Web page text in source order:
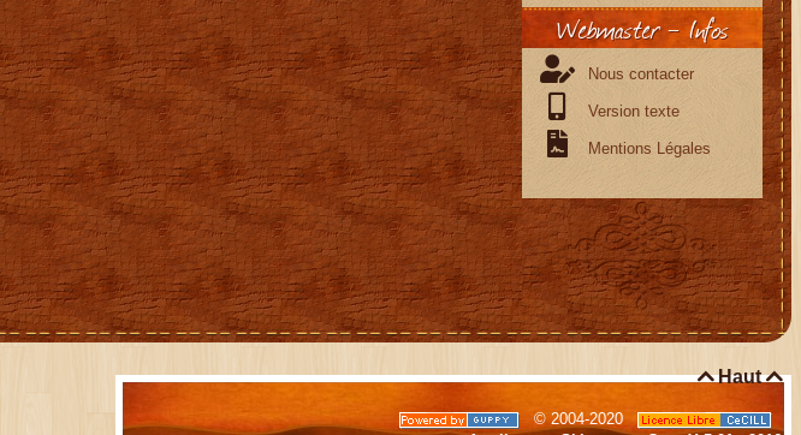
Webmaster - Infos
Nous contacter
Version texte
Mentions Légales
Haut
© 2004-2020